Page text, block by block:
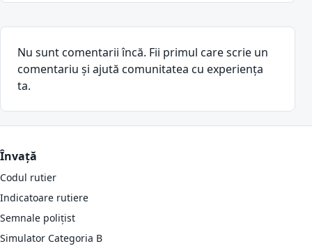
Nu sunt comentarii încă. Fii primul care scrie un
comentariu și ajută comunitatea cu experiența
ta.
Învață
Codul rutier
Indicatoare rutiere
Semnale polițist
Simulator Categoria B